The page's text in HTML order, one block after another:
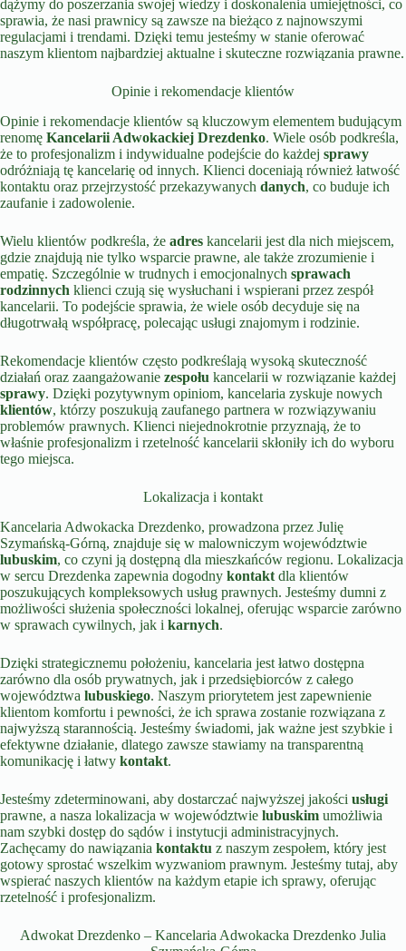
dążymy do poszerzania swojej wiedzy i doskonalenia umiejętności, co
sprawia, że nasi prawnicy są zawsze na bieżąco z najnowszymi
regulacjami i trendami. Dzięki temu jesteśmy w stanie oferować
naszym klientom najbardziej aktualne i skuteczne rozwiązania prawne.
Opinie i rekomendacje klientów
Opinie i rekomendacje klientów są kluczowym elementem budującym
renomę Kancelarii Adwokackiej Drezdenko. Wiele osób podkreśla,
że to profesjonalizm i indywidualne podejście do każdej sprawy
odróżniają tę kancelarię od innych. Klienci doceniają również łatwość
kontaktu oraz przejrzystość przekazywanych danych, co buduje ich
zaufanie i zadowolenie.
Wielu klientów podkreśla, że adres kancelarii jest dla nich miejscem,
gdzie znajdują nie tylko wsparcie prawne, ale także zrozumienie i
empatię. Szczególnie w trudnych i emocjonalnych sprawach
rodzinnych klienci czują się wysłuchani i wspierani przez zespół
kancelarii. To podejście sprawia, że wiele osób decyduje się na
długotrwałą współpracę, polecając usługi znajomym i rodzinie.
Rekomendacje klientów często podkreślają wysoką skuteczność
działań oraz zaangażowanie zespołu kancelarii w rozwiązanie każdej
sprawy. Dzięki pozytywnym opiniom, kancelaria zyskuje nowych
klientów, którzy poszukują zaufanego partnera w rozwiązywaniu
problemów prawnych. Klienci niejednokrotnie przyznają, że to
właśnie profesjonalizm i rzetelność kancelarii skłoniły ich do wyboru
tego miejsca.
Lokalizacja i kontakt
Kancelaria Adwokacka Drezdenko, prowadzona przez Julię
Szymańską-Górną, znajduje się w malowniczym województwie
lubuskim, co czyni ją dostępną dla mieszkańców regionu. Lokalizacja
w sercu Drezdenka zapewnia dogodny kontakt dla klientów
poszukujących kompleksowych usług prawnych. Jesteśmy dumni z
możliwości służenia społeczności lokalnej, oferując wsparcie zarówno
w sprawach cywilnych, jak i karnych.
Dzięki strategicznemu położeniu, kancelaria jest łatwo dostępna
zarówno dla osób prywatnych, jak i przedsiębiorców z całego
województwa lubuskiego. Naszym priorytetem jest zapewnienie
klientom komfortu i pewności, że ich sprawa zostanie rozwiązana z
najwyższą starannością. Jesteśmy świadomi, jak ważne jest szybkie i
efektywne działanie, dlatego zawsze stawiamy na transparentną
komunikację i łatwy kontakt.
Jesteśmy zdeterminowani, aby dostarczać najwyższej jakości usługi
prawne, a nasza lokalizacja w województwie lubuskim umożliwia
nam szybki dostęp do sądów i instytucji administracyjnych.
Zachęcamy do nawiązania kontaktu z naszym zespołem, który jest
gotowy sprostać wszelkim wyzwaniom prawnym. Jesteśmy tutaj, aby
wspierać naszych klientów na każdym etapie ich sprawy, oferując
rzetelność i profesjonalizm.
Adwokat Drezdenko – Kancelaria Adwokacka Drezdenko Julia